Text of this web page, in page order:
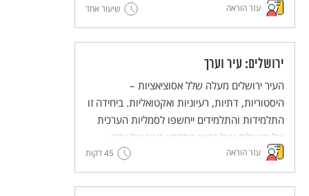
ונעלה אפשרויות ערכיות מנוגדות ליצירת חברת
מופת.
עזר הוראה שיעור אחד
ירושלים: עיר וערך
העיר ירושלים מעלה שלל אסוציאציות –
היסטוריות, דתיות, רעיוניות ואקטואליות. ביחידה זו
התלמידות והתלמידים ייחשפו לסמליות הערכית
של ירושלים אצל נביאי המקרא כעיר של צדק,
משפט, אמת ושלום. לימוד הקטעים מהנבואות
נועד להעמיק את ההבנה של משמעותה הסמלית
של ירושלים מעבר להיותה עיר המקדש בעבר ועיר
עזר הוראה 45 דקות